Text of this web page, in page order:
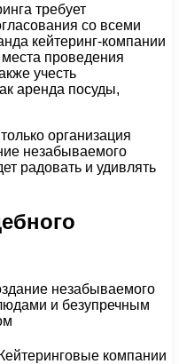
требует
со всеми
кейтеринг-компании
проведения
учесть
аренда посуды,
организация
незабываемого
радовать и удивлять
компании